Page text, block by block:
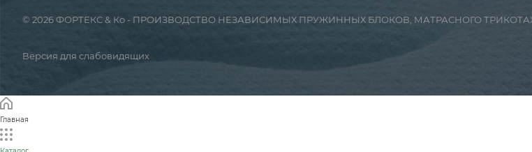
© 2026 ФОРТЕКС & Ко - ПРОИЗВОДСТВО НЕЗАВИСИМЫХ ПРУЖИННЫХ БЛОКОВ, МАТРАСНОГО
Версия для слабовидящих
Главная